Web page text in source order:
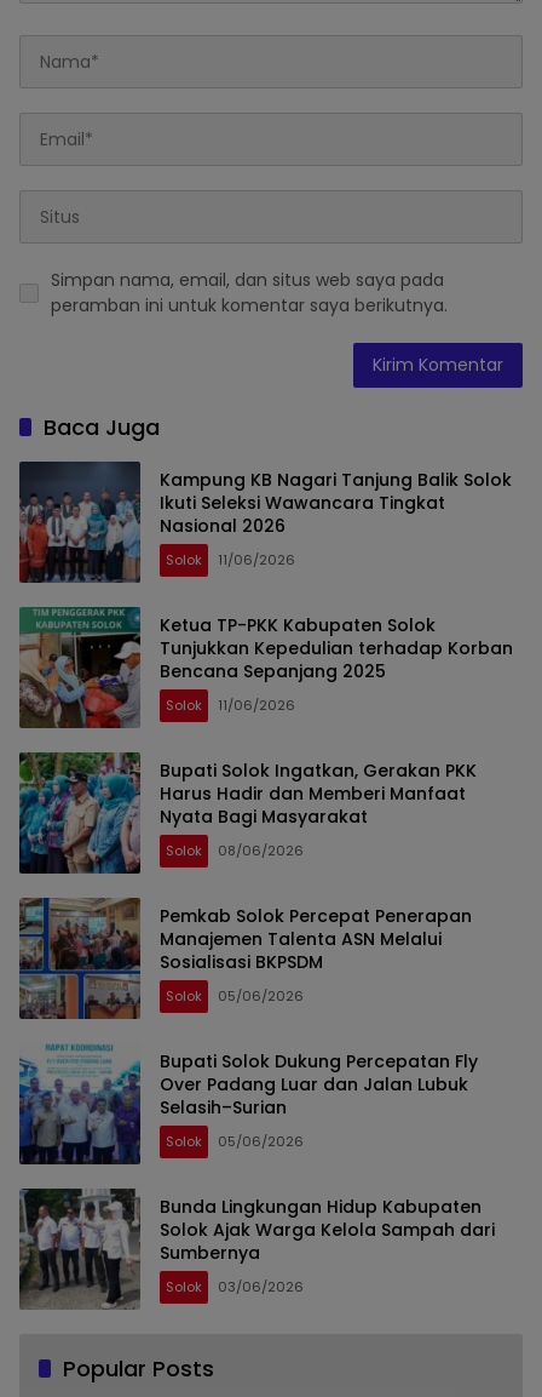
Simpan nama, email, dan situs web saya pada
peramban ini untuk komentar saya berikutnya.
Baca Juga
Kampung KB Nagari Tanjung Balik Solok
Ikuti Seleksi Wawancara Tingkat
Nasional 2026
Solok 11/06/2026
Ketua TP-PKK Kabupaten Solok
Tunjukkan Kepedulian terhadap Korban
Bencana Sepanjang 2025
Solok 11/06/2026
Bupati Solok Ingatkan, Gerakan PKK
Harus Hadir dan Memberi Manfaat
Nyata Bagi Masyarakat
Solok 08/06/2026
Pemkab Solok Percepat Penerapan
Manajemen Talenta ASN Melalui
Sosialisasi BKPSDM
Solok 05/06/2026
Bupati Solok Dukung Percepatan Fly
Over Padang Luar dan Jalan Lubuk
Selasih–Surian
Solok 05/06/2026
Bunda Lingkungan Hidup Kabupaten
Solok Ajak Warga Kelola Sampah dari
Sumbernya
Solok 03/06/2026
Popular Posts